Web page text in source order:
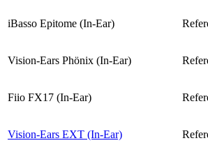
iBasso Epitome (In-Ear)
Vision-Ears Phönix (In-Ear)
Fiio FX17 (In-Ear)
Vision-Ears EXT (In-Ear)